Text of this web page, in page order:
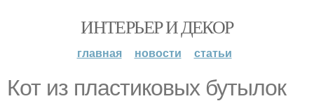
ИНТЕРЬЕР И ДЕКОР
главная новости статьи
Кот из пластиковых бутылок